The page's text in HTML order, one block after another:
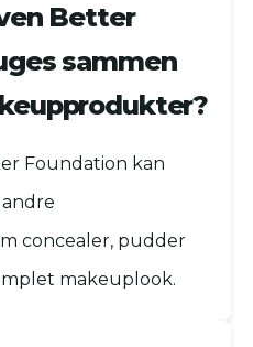
Better
sammen
Foundation kan
concealer, pudder
makeuplook.